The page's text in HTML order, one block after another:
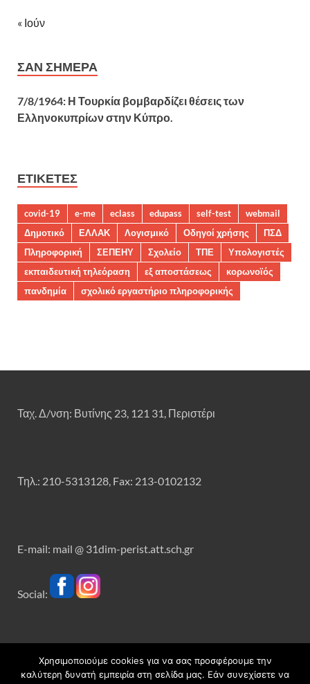
« Ιούν
ΣΑΝ ΣΉΜΕΡΑ
7/8/1964: Η Τουρκία βομβαρδίζει θέσεις των
Ελληνοκυπρίων στην Κύπρο.
ΕΤΙΚΈΤΕΣ
covid-19 e-me eclass edupass self-test
webmail
Δημοτικό
ΕΛΛΑΚ Λογισμικό Οδηγοί χρήσης
ΠΣΔ
Πληροφορική
ΣΕΠΕΗΥ Σχολείο ΤΠΕ
Υπολογιστές
εκπαιδευτική τηλεόραση
εξ αποστάσεως
κορωνοϊός
πανδημία
σχολικό εργαστήριο πληροφορικής
Ταχ. Δ/νση: Βυτίνης 23, 121 31, Περιστέρι
Τηλ.: 210-5313128, Fax: 213-0102132
E-mail: mail @ 31dim-perist.att.sch.gr
Social:
Πνευματικά δικαιώματα © 2026 31ο Δημοτικό Σχολείο
Χρησιμοποιούμε cookies για να σας προσφέρουμε την
καλύτερη δυνατή εμπειρία στη σελίδα μας. Εάν συνεχίσετε να